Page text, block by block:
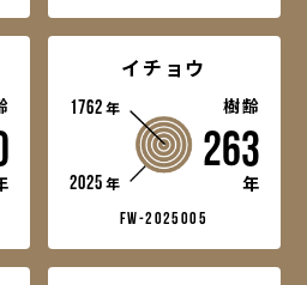
イチョウ
1762年
2025年
樹齢
263
年
fw-2025005